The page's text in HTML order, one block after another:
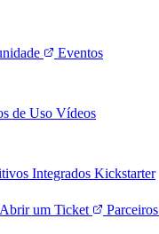
Eventos
de Uso Vídeos
Integrados Kickstarter
Abrir um Ticket Parceiros